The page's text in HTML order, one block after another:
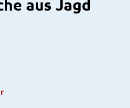
Gebäude 12, 21337
aus Jagd